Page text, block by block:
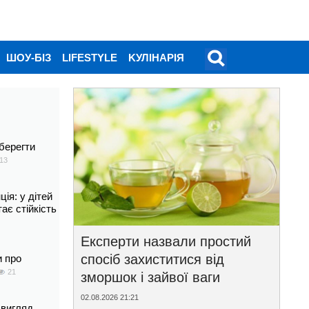
ШОУ-БІЗ LIFESTYLE KУЛІНАРІЯ
у дітей
стійкість
про
21
Експерти назвали простий
спосіб захиститися від
зморшок і зайвої ваги
02.08.2026 21:21